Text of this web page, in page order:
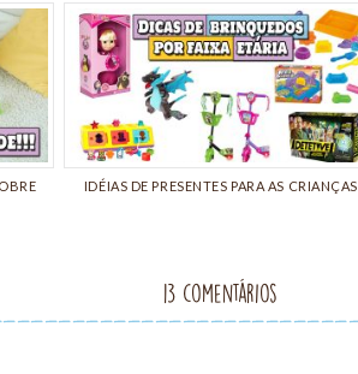
IDÉIAS DE PRESENTES PARA AS CRIANÇAS
13 comentários